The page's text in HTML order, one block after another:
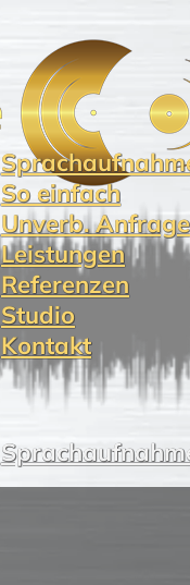
So einfach
Unverb. Anfrage
Leistungen
Referenzen
Studio
Kontakt